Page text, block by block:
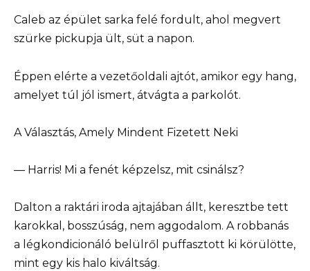
Caleb az épület sarka felé fordult, ahol megvert
szürke pickupja ült, süt a napon.
Éppen elérte a vezetőoldali ajtót, amikor egy hang,
amelyet túl jól ismert, átvágta a parkolót.
A Választás, Amely Mindent Fizetett Neki
— Harris! Mi a fenét képzelsz, mit csinálsz?
Dalton a raktári iroda ajtajában állt, keresztbe tett
karokkal, bosszúság, nem aggodalom. A robbanás
a légkondicionáló belülről puffasztott ki körülötte,
mint egy kis halo kiváltság.